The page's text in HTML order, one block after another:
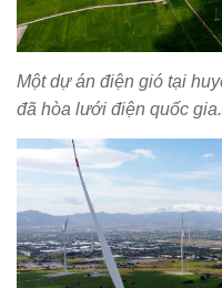
Một dự án điện gió tại
đã hòa lưới điện quốc gia.